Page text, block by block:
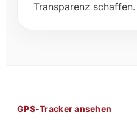
Transparenz schaffen.
GPS-Tracker ansehen